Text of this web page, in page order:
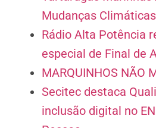
Mudanças Climáticas
Rádio Alta Potência
especial de Final de
MARQUINHOS NÃO
Secitec destaca
inclusão digital no